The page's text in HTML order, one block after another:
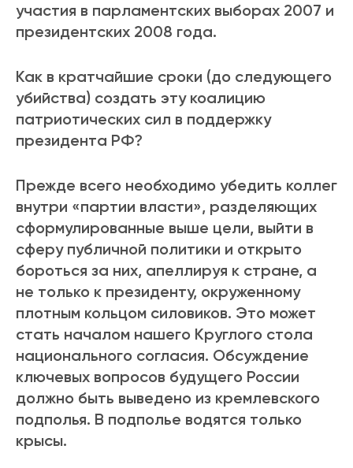
участия в парламентских выборах 2007 и
президентских 2008 года.
Как в кратчайшие сроки (до следующего
убийства) создать эту коалицию
патриотических сил в поддержку
президента РФ?
Прежде всего необходимо убедить коллег
внутри «партии власти», разделяющих
сформулированные выше цели, выйти в
сферу публичной политики и открыто
бороться за них, апеллируя к стране, а
не только к президенту, окруженному
плотным кольцом силовиков. Это может
стать началом нашего Круглого стола
национального согласия. Обсуждение
ключевых вопросов будущего России
должно быть выведено из кремлевского
подполья. В подполье водятся только
крысы.